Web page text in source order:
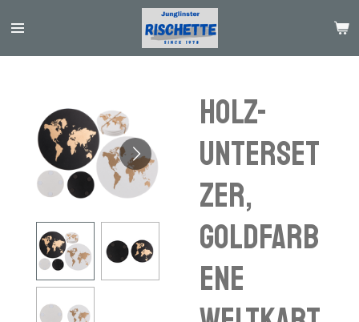
au
Holz-
Unterset
zer,
goldfarb
ene